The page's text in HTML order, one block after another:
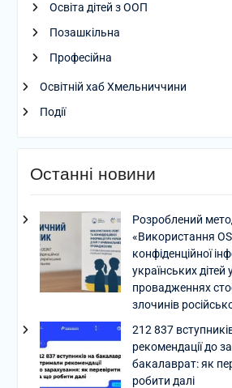
Освіта дітей з ООП
Позашкільна
Професійна
Освітній хаб Хмельниччини
Події
Останні новини
Розроблений
«Використання
конфіденційної
українських
провадженнях
злочинів
212 837
рекомендації до
бакалаврат: як
робити далі